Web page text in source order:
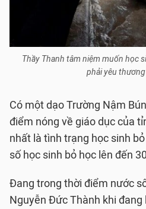
Thầy Thanh tâm niệm muốn học
phải yêu
Có một dạo Trường Nậm
điểm nóng về giáo dục của
nhất là tình trạng học sinh
số học sinh bỏ học lên đến
Đang trong thời điểm nước
Nguyễn Đức Thành khi